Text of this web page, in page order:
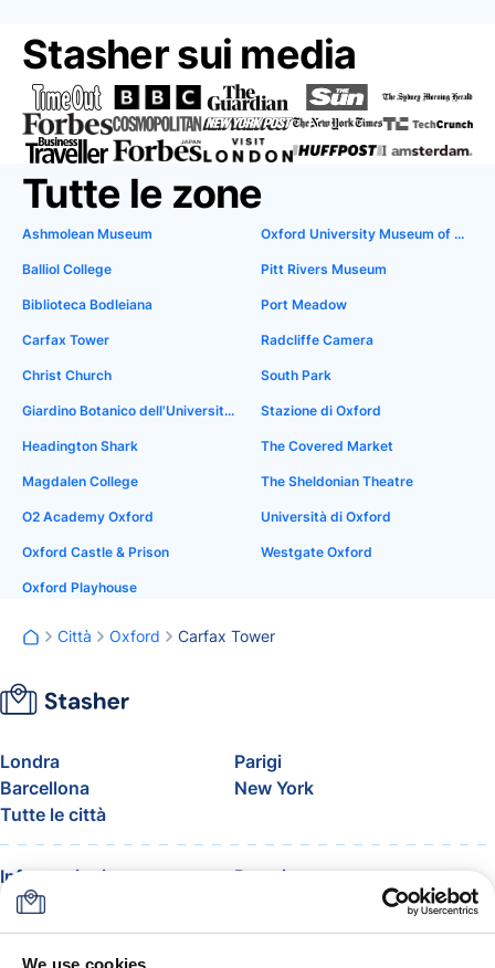
We use cookies
Stasher sui media
Tutte le zone
Ashmolean Museum
Balliol College
Biblioteca Bodleiana
Carfax Tower
Christ Church
Giardino Botanico dell'Università di Oxford
Headington Shark
Magdalen College
O2 Academy Oxford
Oxford Castle & Prison
Oxford Playhouse
Oxford University Museum of Natural History
Pitt Rivers Museum
Port Meadow
Radcliffe Camera
South Park
Stazione di Oxford
The Covered Market
The Sheldonian Theatre
Università di Oxford
Westgate Oxford
Città Oxford Carfax Tower
Londra
Parigi
Barcellona
New York
Tutte le città
Informazioni
Prezzi
FAQ
Blog
Entra nel programma